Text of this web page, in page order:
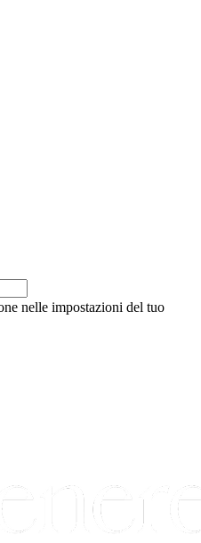
nelle impostazioni del tuo